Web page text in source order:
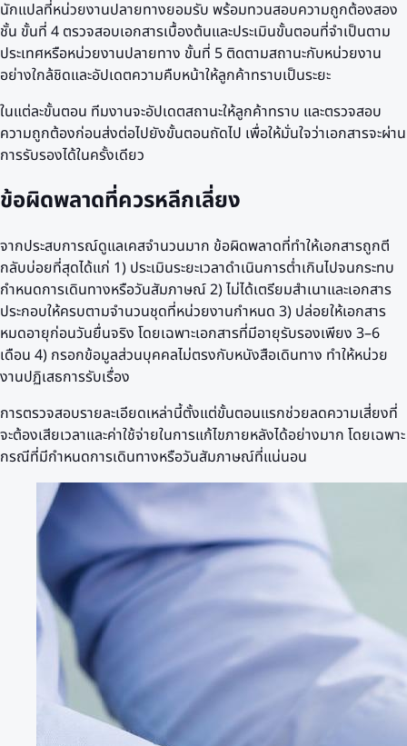
นักแปลที่หน่วยงานปลายทางยอมรับ พร้อมทวนสอบความถูกต้องสอง
ชั้น ขั้นที่ 4 ตรวจสอบเอกสารเบื้องต้นและประเมินขั้นตอนที่จำเป็นตาม
ประเทศหรือหน่วยงานปลายทาง ขั้นที่ 5 ติดตามสถานะกับหน่วยงาน
อย่างใกล้ชิดและอัปเดตความคืบหน้าให้ลูกค้าทราบเป็นระยะ
ในแต่ละขั้นตอน ทีมงานจะอัปเดตสถานะให้ลูกค้าทราบ และตรวจสอบ
ความถูกต้องก่อนส่งต่อไปยังขั้นตอนถัดไป เพื่อให้มั่นใจว่าเอกสารจะผ่าน
การรับรองได้ในครั้งเดียว
ข้อผิดพลาดที่ควรหลีกเลี่ยง
จากประสบการณ์ดูแลเคสจำนวนมาก ข้อผิดพลาดที่ทำให้เอกสารถูกตี
กลับบ่อยที่สุดได้แก่ 1) ประเมินระยะเวลาดำเนินการต่ำเกินไปจนกระทบ
กำหนดการเดินทางหรือวันสัมภาษณ์ 2) ไม่ได้เตรียมสำเนาและเอกสาร
ประกอบให้ครบตามจำนวนชุดที่หน่วยงานกำหนด 3) ปล่อยให้เอกสาร
หมดอายุก่อนวันยื่นจริง โดยเฉพาะเอกสารที่มีอายุรับรองเพียง 3–6
เดือน 4) กรอกข้อมูลส่วนบุคคลไม่ตรงกับหนังสือเดินทาง ทำให้หน่วย
งานปฏิเสธการรับเรื่อง
การตรวจสอบรายละเอียดเหล่านี้ตั้งแต่ขั้นตอนแรกช่วยลดความเสี่ยงที่
จะต้องเสียเวลาและค่าใช้จ่ายในการแก้ไขภายหลังได้อย่างมาก โดยเฉพาะ
กรณีที่มีกำหนดการเดินทางหรือวันสัมภาษณ์ที่แน่นอน